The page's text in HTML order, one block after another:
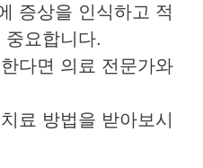
증상을 인식하고 적
요합니다.
다면 의료 전문가와
료 방법을 받아보시